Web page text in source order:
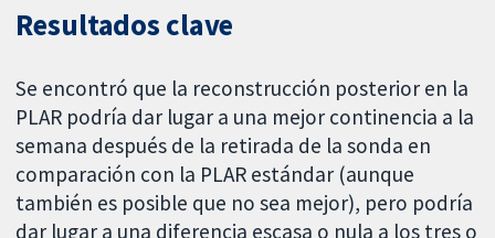
Resultados clave
Se encontró que la reconstrucción posterior en la
PLAR podría dar lugar a una mejor continencia a la
semana después de la retirada de la sonda en
comparación con la PLAR estándar (aunque
también es posible que no sea mejor), pero podría
dar lugar a una diferencia escasa o nula a los tres o